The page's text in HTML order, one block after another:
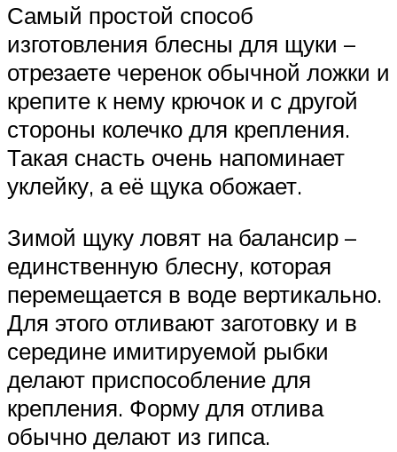
Самый простой способ
изготовления блесны для щуки –
отрезаете черенок обычной ложки и
крепите к нему крючок и с другой
стороны колечко для крепления.
Такая снасть очень напоминает
уклейку, а её щука обожает.
Зимой щуку ловят на балансир –
единственную блесну, которая
перемещается в воде вертикально.
Для этого отливают заготовку и в
середине имитируемой рыбки
делают приспособление для
крепления. Форму для отлива
обычно делают из гипса.